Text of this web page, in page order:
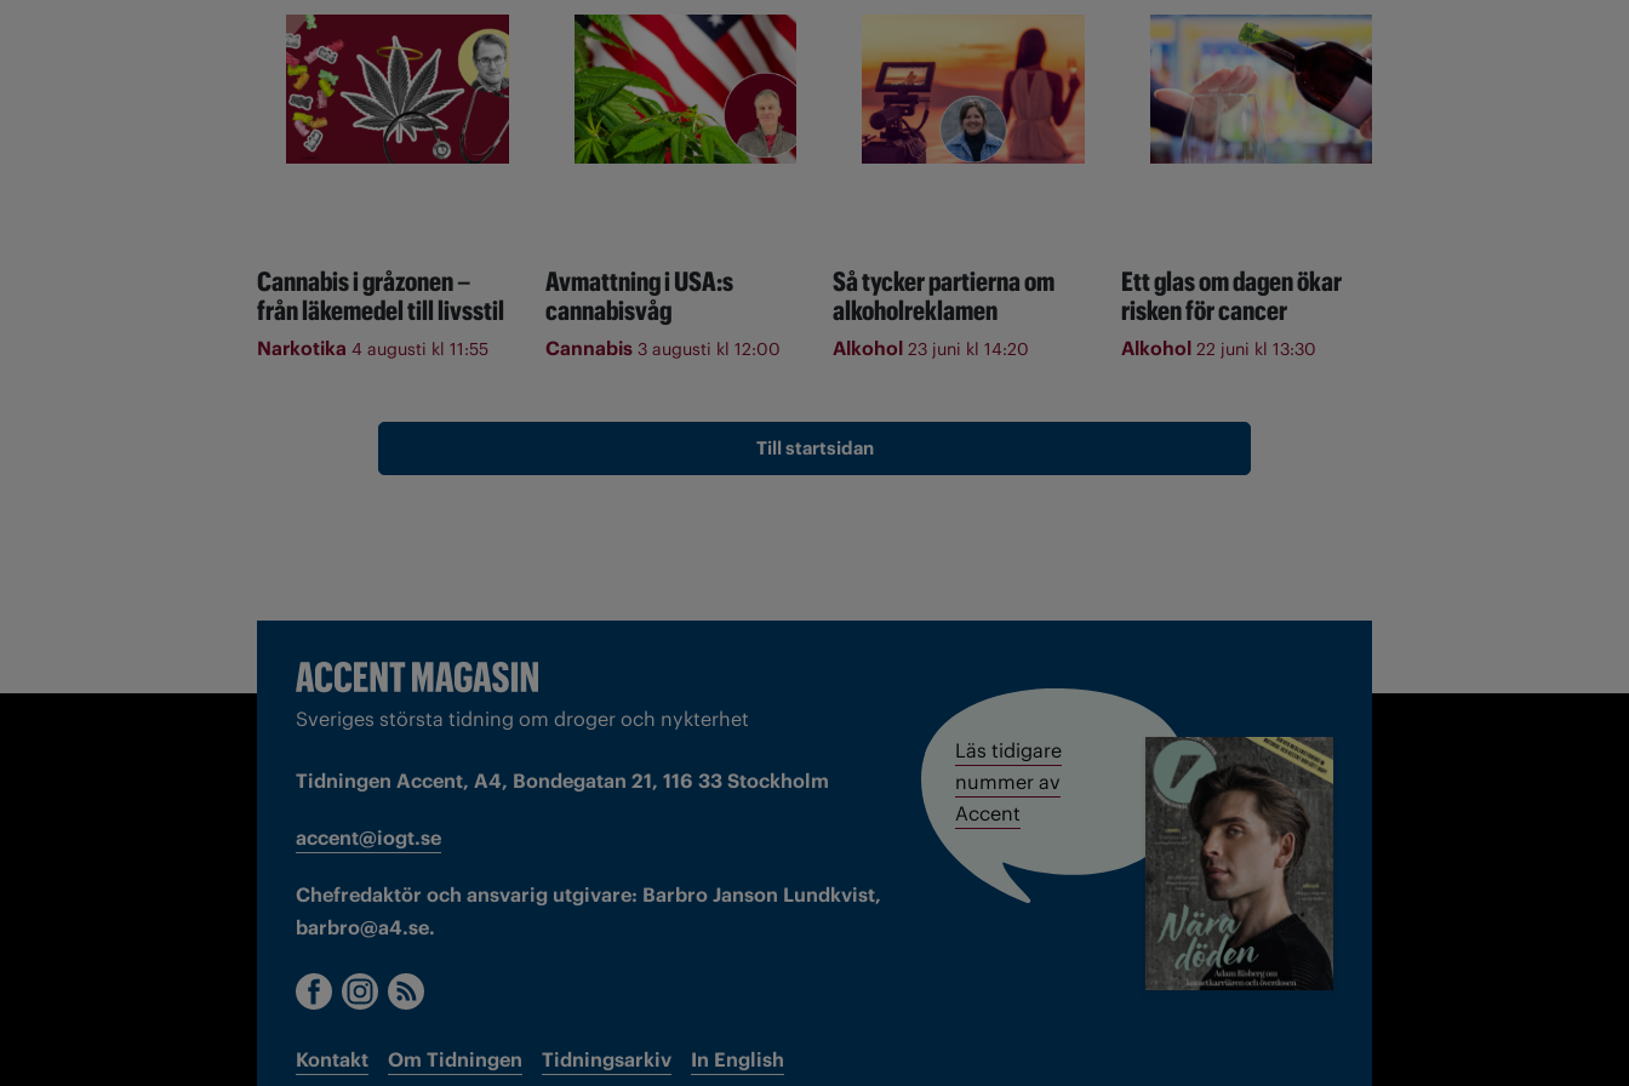
Cannabis i gråzonen –
från läkemedel till livsstil
Narkotika 4 augusti kl 11:55
Avmattning i USA:s
cannabisvåg
Cannabis 3 augusti kl 12:00
Så tycker partierna om
alkoholreklamen
Alkohol 23 juni kl 14:20
Ett glas om dagen ökar
risken för cancer
Alkohol 22 juni kl 13:30
Till startsidan
Sveriges största tidning om droger och nykterhet
Tidningen Accent, A4, Bondegatan 21, 116 33 Stockholm
accent@iogt.se
Chefredaktör och ansvarig utgivare: Barbro Janson Lundkvist,
barbro@a4.se.
Kontakt Om Tidningen Tidningsarkiv In English
Läs tidigare
nummer av
Accent